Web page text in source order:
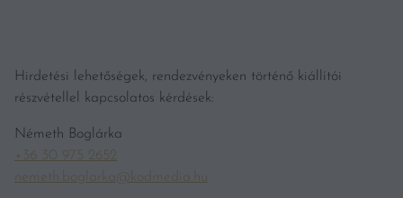
Hirdetési lehetőségek, rendezvényeken történő kiállítói
részvétellel kapcsolatos kérdések:
Németh Boglárka
+36 30 975 2652
nemeth.boglarka@kodmedia.hu